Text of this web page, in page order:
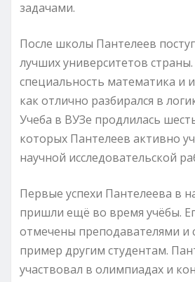
задачами.
После школы Пантелеев
лучших университетов
специальность математика и
как отлично разбирался в
Учеба в ВУЗе продлилась
которых Пантелеев активно
научной исследовательской
Первые успехи Пантелеева в
пришли ещё во время учёбы.
отмечены преподавателями и
пример другим студентам.
участвовал в олимпиадах и